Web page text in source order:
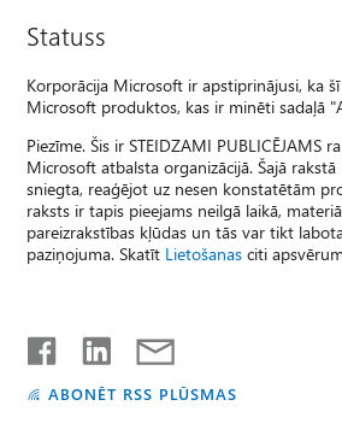
Statuss
Korporācija Microsoft ir apstiprinājusi, ka
Microsoft produktos, kas ir minēti sadaļā
Piezīme. Šis ir STEIDZAMI PUBLICĒJAMS
Microsoft atbalsta organizācijā. Šajā
sniegta, reaģējot uz nesen konstatētām
raksts ir tapis pieejams neilgā laikā,
pareizrakstības kļūdas un tās var tikt
paziņojuma. Skatīt Lietošanas citi
ABONĒT RSS PLŪSMAS